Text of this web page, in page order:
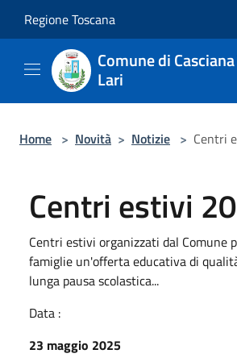
Regione Toscana
Comune di
Lari
Home > Novità > Notizie > Centri
Centri estivi
Centri estivi organizzati dal Comune
famiglie un'offerta educativa di
lunga pausa scolastica...
Data :
23 maggio 2025